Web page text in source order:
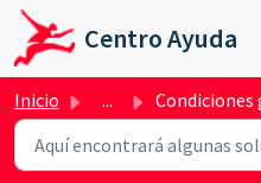
Ir al contenido principal
Centro Ayuda
Inicio ... Condiciones